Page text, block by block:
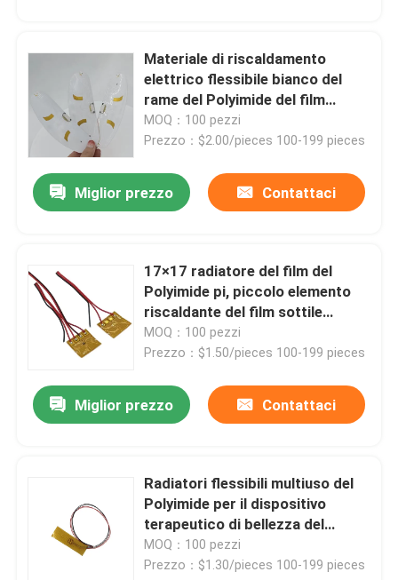
Casa
Video
Materiale di riscaldamento
elettrico flessibile bianco del
rame del Polyimide del film
multiuso
MOQ：100 pezzi
Prezzo：$2.00/pieces 100-199 pieces
Miglior prezzo Contattaci
17×17 radiatore del film del
Polyimide pi, piccolo elemento
riscaldante del film sottile
multiuso
MOQ：100 pezzi
Prezzo：$1.50/pieces 100-199 pieces
Miglior prezzo Contattaci
Radiatori flessibili multiuso del
Polyimide per il dispositivo
terapeutico di bellezza del
massaggiatore del collo
MOQ：100 pezzi
Prezzo：$1.30/pieces 100-199 pieces